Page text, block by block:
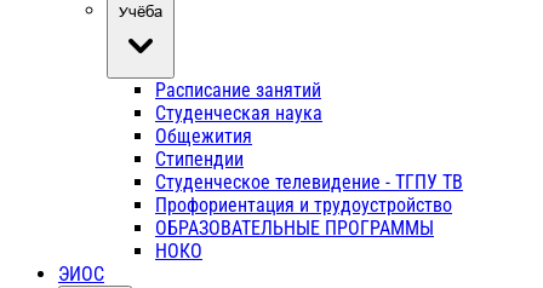
Учёба
Расписание занятий
Студенческая наука
Общежития
Стипендии
Студенческое телевидение - ТГПУ ТВ
Профориентация и трудоустройство
ОБРАЗОВАТЕЛЬНЫЕ ПРОГРАММЫ
НОКО
ЭИОС